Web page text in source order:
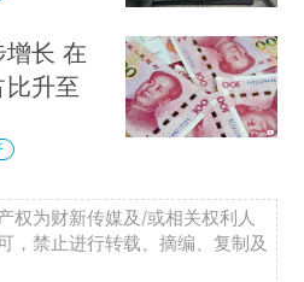
增长 在
升至
权为财新传媒及/或相关权利人
，禁止进行转载、摘编、复制及